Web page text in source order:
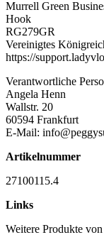
Murrell Green
Hook
RG279GR
Vereinigtes
https://
Verantwortliche
Angela Henn
Wallstr. 20
60594 Frankfurt
E-Mail:
Artikelnummer
27100115.4
Links
Weitere Produkte von